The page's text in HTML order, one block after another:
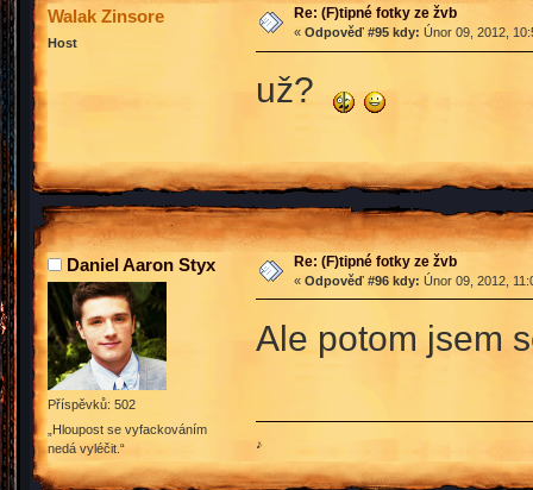
Walak Zinsore
Host
Re: (F)tipné fotky ze žvb
« Odpověď #95 kdy: Únor 09, 2012,
už?
Daniel Aaron Styx
Příspěvků: 502
„Hloupost se vyfackováním
nedá vyléčit.“
Re: (F)tipné fotky ze žvb
« Odpověď #96 kdy: Únor 09, 2012,
Ale potom jsem
♪